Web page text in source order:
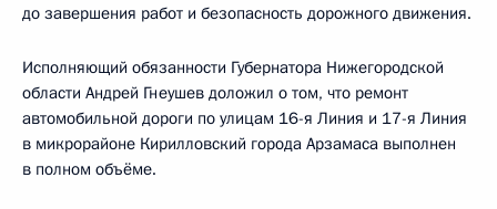
до завершения работ и безопасность дорожного движения.
Исполняющий обязанности Губернатора Нижегородской
области Андрей Гнеушев доложил о том, что ремонт
автомобильной дороги по улицам 16-я Линия и 17-я Линия
в микрорайоне Кирилловский города Арзамаса выполнен
в полном объёме.